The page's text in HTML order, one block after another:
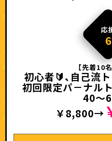
応
6
【先着10
初心者🔰、自己流
初回限定パ－ナル
40～
￥8,800→